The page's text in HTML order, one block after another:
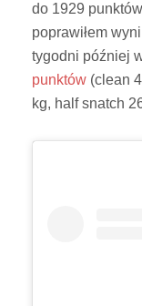
do 1929
poprawiłem
tygodni później
punktów (clean
kg, half snatch